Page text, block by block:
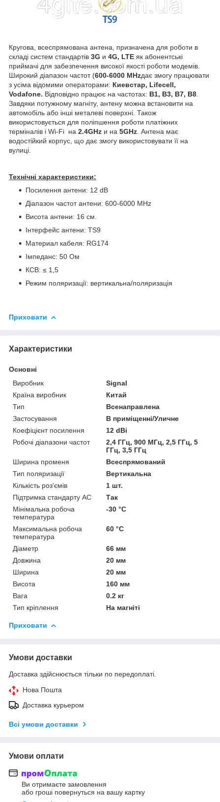
Кругова, всеспрямована антена, призначена для роботи в
складі систем стандартів 3G и 4G, LTE як абонентські
приймачі для забезпечення високої якості роботи модемів.
Широкий діапазон частот (600-6000 MHzдає змогу працювати
з усіма відомими операторами: Киевстар, Lifecell,
Vodafone. Відповідно працює на частотах: B1, B3, B7, B8
Завдяки потужному магніту, антену можна встановити на
автомобіль або інші металеві поверхні. Також
використовується для поліпшення роботи платіжних
терміналів і Wi-Fi на 2.4GHz и на 5GHz . Антена має
водостійкий корпус, що дає змогу використовувати її на
вулиці.
Технічні характеристики:
Посилення антени: 12 dB
Діапазон частот антени: 600-6000 MHz
Висота антени: 16 см.
Інтерфейс антени: TS9
Материал кабеля: RG174
Імпеданс: 50 Ом
КСВ: ≤ 1,5
Режим поляризації: вертикальна/поляризація
Приховати
Характеристики
Основні
Виробник
Signal
Країна виробник
Китай
Тип
Всенаправлена
Застосування
В приміщенні/Уличне
Коефіцієнт посилення
12 dBi
Робочі діапазони частот
2,4 ГГц, 900 МГц, 2,5 ГГц, 5
ГГц, 3,5 ГГц
Ширина променя
Всеспрямований
Тип поляризації
Вертикальна
Кількість роз'ємів
1 шт.
Підтримка стандарту АС
Так
Мінімальна робоча
температура
-30 °С
Максимальна робоча
температура
60 °С
Діаметр
66 мм
Довжина
20 мм
Ширина
20 мм
Висота
160 мм
Вага
0.2 кг
Тип кріплення
На магніті
Приховати
Умови доставки
Доставка здійснюється тільки по передоплаті.
Нова Пошта
Доставка курьером
Всі умови доставки
Умови оплати
Ви отримаєте замовлення
або гроші повернуться на вашу картку